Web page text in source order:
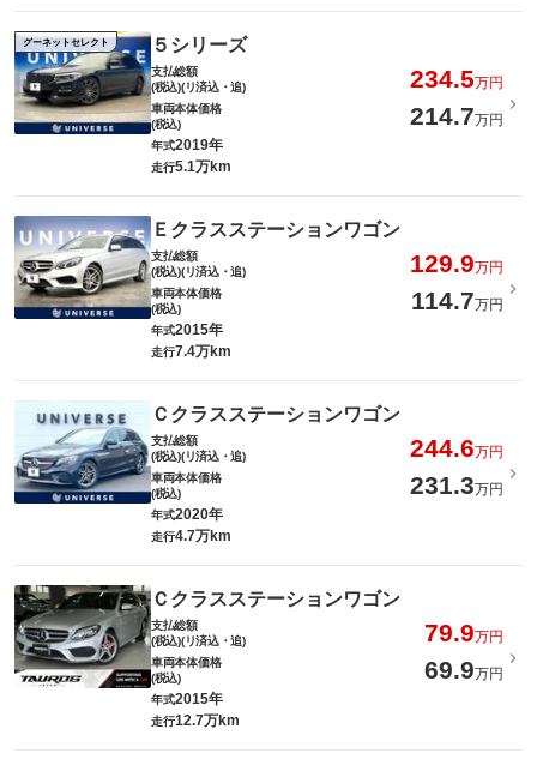
グーネットセレクト ５シリーズ
支払総額
(税込)(リ済込・追)
234.5万円
車両本体価格
(税込)
214.7万円
年式2019年
走行5.1万km
Ｅクラスステーションワゴン
支払総額
(税込)(リ済込・追)
129.9万円
車両本体価格
(税込)
114.7万円
年式2015年
走行7.4万km
Ｃクラスステーションワゴン
支払総額
(税込)(リ済込・追)
244.6万円
車両本体価格
(税込)
231.3万円
年式2020年
走行4.7万km
Ｃクラスステーションワゴン
支払総額
(税込)(リ済込・追)
79.9万円
車両本体価格
(税込)
69.9万円
年式2015年
走行12.7万km